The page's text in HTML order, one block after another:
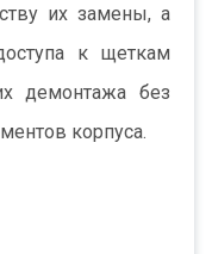
их замены, а
к щеткам
демонтажа без
корпуса.